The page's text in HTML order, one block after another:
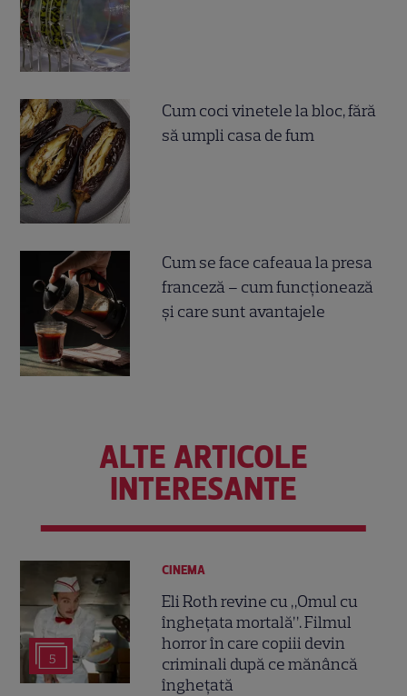
Cum coci vinetele la bloc, fără
să umpli casa de fum
Cum se face cafeaua la presa
franceză – cum funcționează
și care sunt avantajele
ALTE ARTICOLE
INTERESANTE
5
CINEMA
Eli Roth revine cu „Omul cu
înghețata mortală”. Filmul
horror în care copiii devin
criminali după ce mănâncă
înghețată